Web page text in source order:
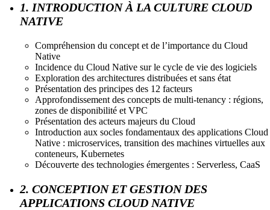
1. INTRODUCTION À LA CULTURE CLOUD
NATIVE
Compréhension du concept et de l’importance du Cloud
Native
Incidence du Cloud Native sur le cycle de vie des logiciels
Exploration des architectures distribuées et sans état
Présentation des principes des 12 facteurs
Approfondissement des concepts de multi-tenancy : régions,
zones de disponibilité et VPC
Présentation des acteurs majeurs du Cloud
Introduction aux socles fondamentaux des applications Cloud
Native : microservices, transition des machines virtuelles aux
conteneurs, Kubernetes
Découverte des technologies émergentes : Serverless, CaaS
2. CONCEPTION ET GESTION DES
APPLICATIONS CLOUD NATIVE